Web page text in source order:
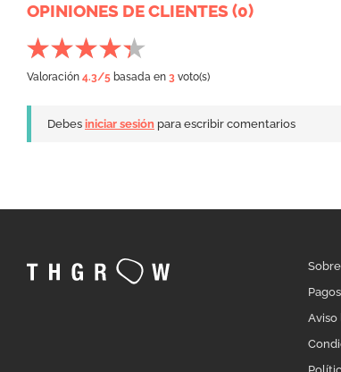
OPINIONES DE CLIENTES (0)
Valoración 4.3/5 basada en 3 voto(s)
Debes iniciar sesión para escribir comentarios
Aviso